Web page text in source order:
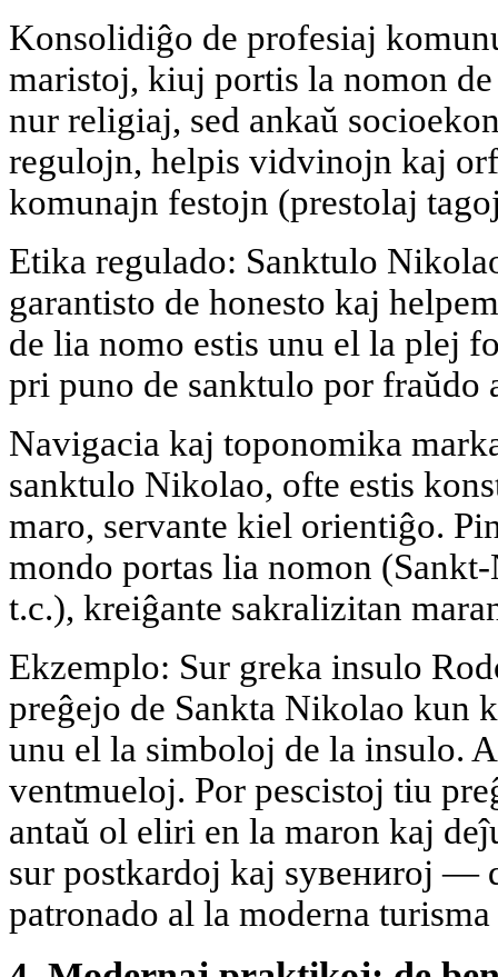
Konsolidiĝo de profesiaj
maristoj, kiuj portis la nomon
nur religiaj, sed ankaŭ
regulojn, helpis vidvinojn kaj
komunajn festojn (prestolaj
Etika regulado: Sanktulo
garantisto de honesto kaj
de lia nomo estis unu el la plej
pri puno de sanktulo por fraŭdo
Navigacia kaj toponomika
sanktulo Nikolao, ofte estis
maro, servante kiel orientiĝo.
mondo portas lia nomon
t.c.), kreiĝante sakralizitan
Ekzemplo: Sur greka insulo
preĝejo de Sankta Nikolao kun
unu el la simboloj de la insulo.
ventmueloj. Por pescistoj tiu
antaŭ ol eliri en la maron kaj
sur postkardoj kaj sувениroj —
patronado al la moderna